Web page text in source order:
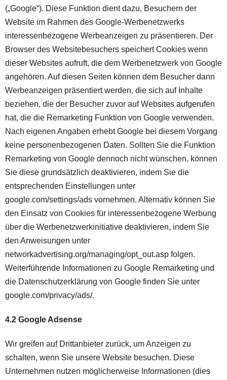
(„Google“). Diese Funktion dient dazu, Besuchern der
Website im Rahmen des Google-Werbenetzwerks
interessenbezogene Werbeanzeigen zu präsentieren. Der
Browser des Websitebesuchers speichert Cookies wenn
dieser Websites aufruft, die dem Werbenetzwerk von Google
angehören. Auf diesen Seiten können dem Besucher dann
Werbeanzeigen präsentiert werden, die sich auf Inhalte
beziehen, die der Besucher zuvor auf Websites aufgerufen
hat, die die Remarketing Funktion von Google verwenden.
Nach eigenen Angaben erhebt Google bei diesem Vorgang
keine personenbezogenen Daten. Sollten Sie die Funktion
Remarketing von Google dennoch nicht wünschen, können
Sie diese grundsätzlich deaktivieren, indem Sie die
entsprechenden Einstellungen unter
google.com/settings/ads vornehmen. Alternativ können Sie
den Einsatz von Cookies für interessenbezogene Werbung
über die Werbenetzwerkinitiative deaktivieren, indem Sie
den Anweisungen unter
networkadvertising.org/managing/opt_out.asp folgen.
Weiterführende Informationen zu Google Remarketing und
die Datenschutzerklärung von Google finden Sie unter
google.com/privacy/ads/.
4.2 Google Adsense
Wir greifen auf Drittanbieter zurück, um Anzeigen zu
schalten, wenn Sie unsere Website besuchen. Diese
Unternehmen nutzen möglicherweise Informationen (dies